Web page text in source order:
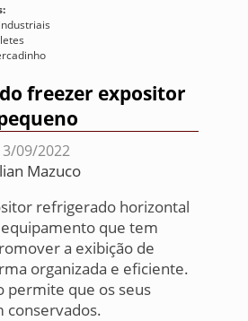
freezer expositor
09/2022
Mazuco
refrigerado horizontal
que tem
a exibição de
organizada e eficiente.
permite que os seus
conservados.